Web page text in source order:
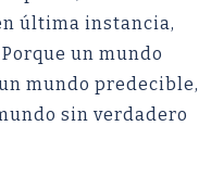
última instancia,
un mundo
mundo predecible,
sin verdadero